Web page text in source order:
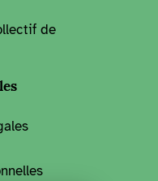
de